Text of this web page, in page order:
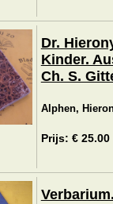
Dr.
Kinder.
Ch. S.
Alphen,
Prijs: € 25.00